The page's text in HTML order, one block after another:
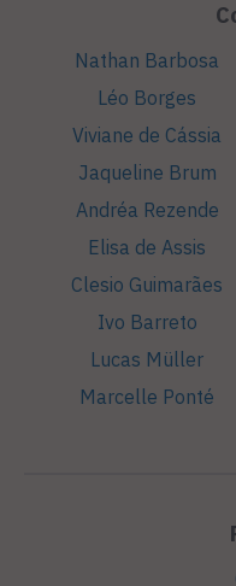
Nathan Barbosa
Léo Borges
Viviane de Cássia
Jaqueline Brum
Andréa Rezende
Elisa de Assis
Clesio Guimarães
Ivo Barreto
Lucas Müller
Marcelle Ponté